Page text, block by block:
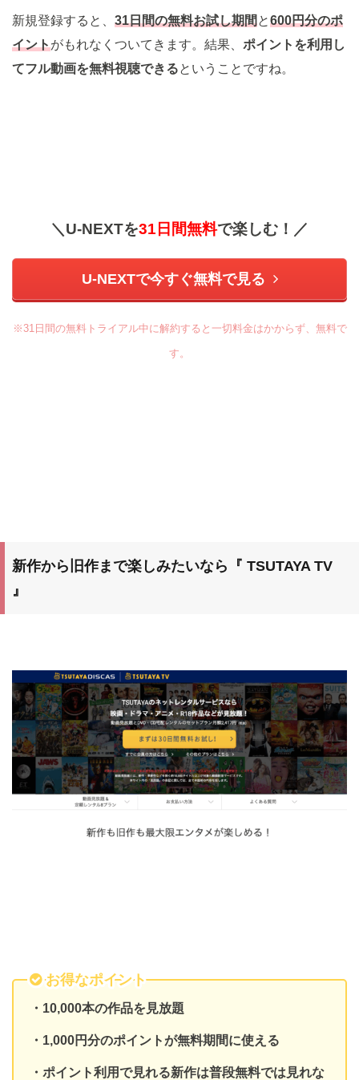
新規登録すると、 31日間の無料お試し期間と600円分のポ
イントがもれなくついてきます。結果、 ポイントを利用し
てフル動画を無料視聴できるということですね。
＼U-NEXTを31日間無料で楽しむ！／
U-NEXTで今すぐ無料で見る
※31日間の無料トライアル中に解約すると一切料金はかからず、無料で
す。
新作から旧作まで楽しみたいなら『 TSUTAYA TV
』
お得なポイント
・10,000本の作品を見放題
・1,000円分のポイントが無料期間に使える
・ポイント利用で見れる新作は普段無料では見れな